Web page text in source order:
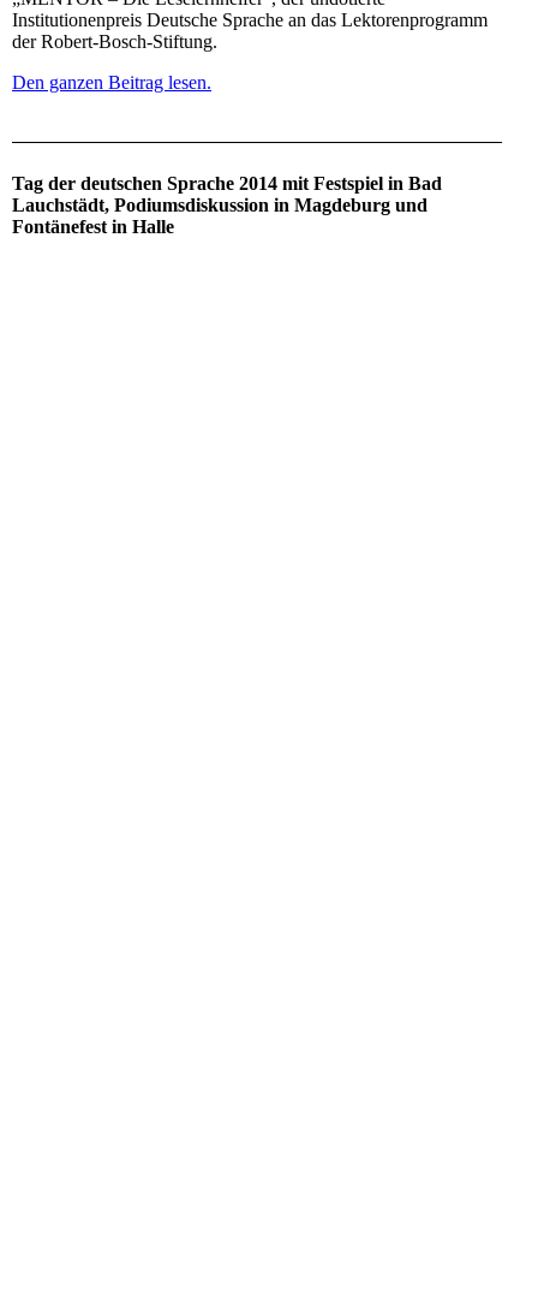
Institutionenpreis Deutsche Sprache an das Lektorenprogramm
der Robert-Bosch-Stiftung.
Den ganzen Beitrag lesen.
Tag der deutschen Sprache 2014 mit Festspiel in Bad
Lauchstädt, Podiumsdiskussion in Magdeburg und
Fontänefest in Halle